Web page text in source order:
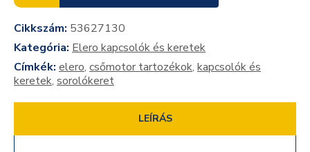
Cikkszám: 53627130
Kategória: Elero kapcsolók és keretek
Címkék: elero, csőmotor tartozékok, kapcsolók és
keretek, sorolókeret
LEÍRÁS